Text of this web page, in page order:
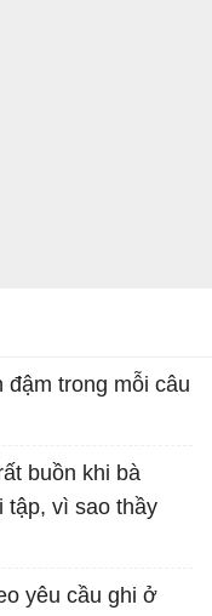
đậm trong mỗi câu
buồn khi bà
tập, vì sao thầy
yêu cầu ghi ở